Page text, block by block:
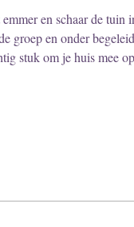
en schaar de tuin
groep en onder
stuk om je huis mee